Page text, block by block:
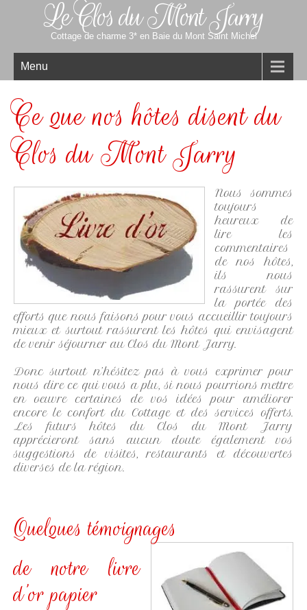
Le Clos du Mont Jarry
Cottage de charme 3* en Baie du Mont Saint Michel
Menu
Ce que nos hôtes disent du
Clos du Mont Jarry
Nous sommes
toujours
heureux de
lire les
commentaires
de nos hôtes,
ils nous
rassurent sur
la portée des
efforts que nous faisons pour vous accueillir toujours
mieux et surtout rassurent les hôtes qui envisagent
de venir séjourner au Clos du Mont Jarry.
Donc surtout n’hésitez pas à vous exprimer pour
nous dire ce qui vous a plu, si nous pourrions mettre
en oeuvre certaines de vos idées pour améliorer
encore le confort du Cottage et des services offerts.
Les futurs hôtes du Clos du Mont Jarry
apprécieront sans aucun doute également vos
suggestions de visites, restaurants et découvertes
diverses de la région.
Quelques témoignages
de notre livre
d’or papier